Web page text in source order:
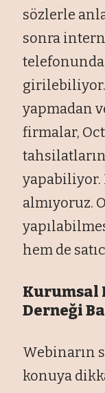
sözlerle
sonra
girilebiliyor.
yapmadan
firmalar,
almıyoruz.
hem de
Kurumsal
Derneği
Webinarın
konuya